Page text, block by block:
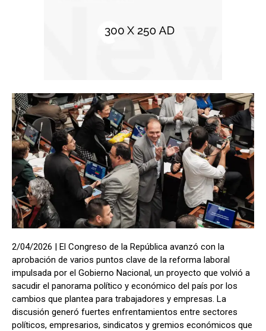
2/04/2026 | El Congreso de la República avanzó con la
aprobación de varios puntos clave de la reforma laboral
impulsada por el Gobierno Nacional, un proyecto que volvió a
sacudir el panorama político y económico del país por los
cambios que plantea para trabajadores y empresas. La
discusión generó fuertes enfrentamientos entre sectores
políticos, empresarios, sindicatos y gremios económicos que